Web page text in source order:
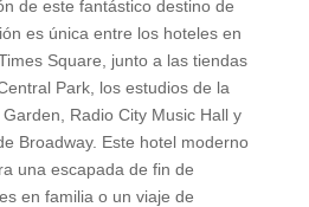
de este fantástico destino de
es única entre los hoteles en
Square, junto a las tiendas
Park, los estudios de la
Radio City Music Hall y
Broadway. Este hotel moderno
una escapada de fin de
en familia o un viaje de